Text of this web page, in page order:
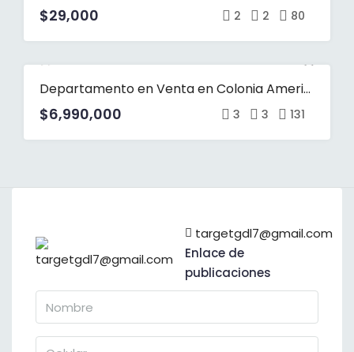
$29,000 2 2 80
VENTA
Departamento en Venta en Colonia Americana
$6,990,000 3 3 131
targetgdl7@gmail.com
Enlace de
publicaciones